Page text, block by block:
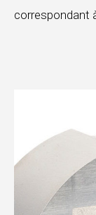
correspondant